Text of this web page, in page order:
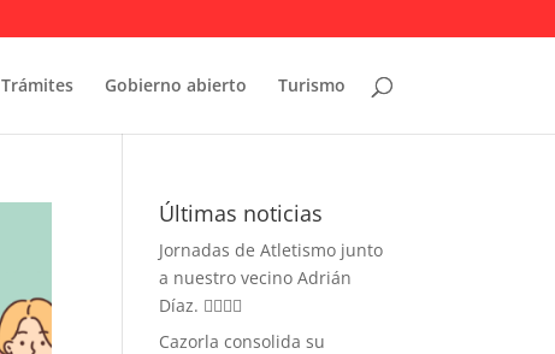
Trámites Gobierno abierto Turismo
Últimas noticias
Jornadas de Atletismo junto
a nuestro vecino Adrián
Díaz. 🏃‍♀️🏃‍♂️
Cazorla consolida su